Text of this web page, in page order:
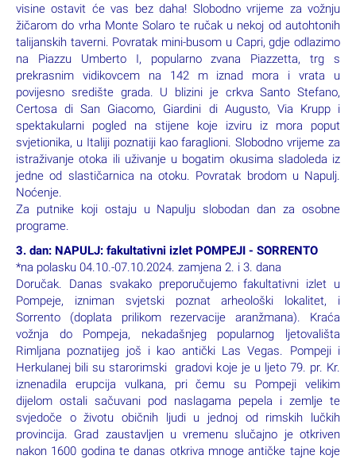
Capri ostavio je svoj trag i u modi - Jackie Kennedy je pronijela
svijetom capri sandale, dok je Sonja de Lennart proslavila
popularne capri hlače. Cijeli otok obiluje bujnim zelenilom,
raznobojnim cvijećem i brojnim šetnicama kojima možete
istražiti svaki kutak ovog čudesnog otoka. Po dolasku u luku
Marina Grande vide se ruševine Palazzo a Mar te nepregledni
"Bagni di Tiberio". Avanturistička vožnja mini-busom do
Anacaprija, drugog većeg gradića na otoku koji je uspio
zadržati svoju autohtonost. Bježeći od gužve Caprija mnogi
umjetnici ukrasili su ulice ovog grada, a potraga za
mnogobrojnim umjetničkim djelima dovest će vas do vile San
Michele, ukrašene ostacima rimske palače koja je nekada
ovdje stajala. Panoramski pogled na zaljev s 327 m nadmorske
visine ostavit će vas bez daha! Slobodno vrijeme za vožnju
žičarom do vrha Monte Solaro te ručak u nekoj od autohtonih
talijanskih taverni. Povratak mini-busom u Capri, gdje odlazimo
na Piazzu Umberto I, popularno zvana Piazzetta, trg s
prekrasnim vidikovcem na 142 m iznad mora i vrata u
povijesno središte grada. U blizini je crkva Santo Stefano,
Certosa di San Giacomo, Giardini di Augusto, Via Krupp i
spektakularni pogled na stijene koje izviru iz mora poput
svjetionika, u Italiji poznatiji kao faraglioni. Slobodno vrijeme za
istraživanje otoka ili uživanje u bogatim okusima sladoleda iz
jedne od slastičarnica na otoku. Povratak brodom u Napulj.
Noćenje.
Za putnike koji ostaju u Napulju slobodan dan za osobne
programe.